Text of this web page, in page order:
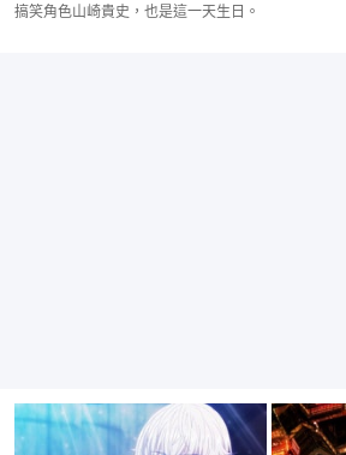
搞笑角色山崎貴史，也是這一天生日。